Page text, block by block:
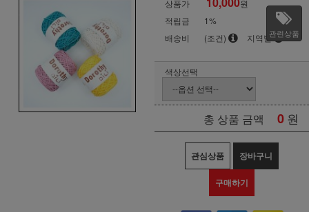
상품가
원
적립금
1%
배송비
(조건) 지역별관련상품
색상선택
총 상품 금액 0 원
관심상품 장바구니
구매하기